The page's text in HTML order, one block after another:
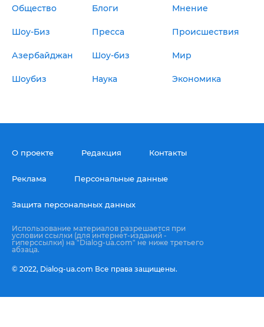
Общество Блоги Мнение
Шоу-Биз Пресса Происшествия
Азербайджан Шоу-биз Мир
Шоубиз Наука Экономика
О проекте Редакция Контакты
Реклама Персональные данные
Защита персональных данных
Использование материалов разрешается при
условии ссылки (для интернет-изданий -
гиперссылки) на "Dialog-ua.com" не ниже третьего
абзаца.
© 2022, Dialog-ua.сom Все права защищены.